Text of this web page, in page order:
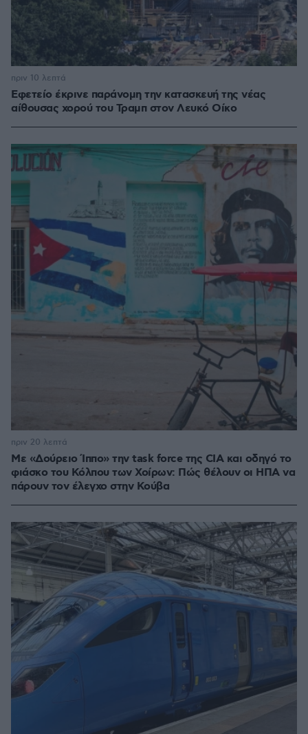
Εφετείο έκρινε παράνομη την κατασκευή της νέας
αίθουσας χορού του Τραμπ στον Λευκό Οίκο
πριν 10 λεπτά
Με «Δούρειο Ίππο» την task force της CIA και οδηγό το
φιάσκο του Κόλπου των Χοίρων: Πώς θέλουν οι ΗΠΑ να
πάρουν τον έλεγχο στην Κούβα
πριν 20 λεπτά